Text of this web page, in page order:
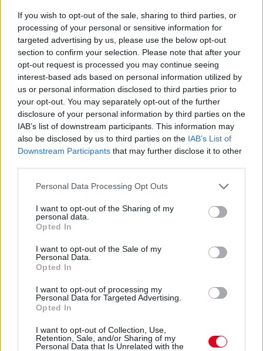
If you wish to opt-out of the sale, sharing to third parties, or
processing of your personal or sensitive information for
targeted advertising by us, please use the below opt-out
section to confirm your selection. Please note that after your
opt-out request is processed you may continue seeing
interest-based ads based on personal information utilized by
us or personal information disclosed to third parties prior to
your opt-out. You may separately opt-out of the further
disclosure of your personal information by third parties on the
IAB’s list of downstream participants. This information may
also be disclosed by us to third parties on the IAB’s List of
Downstream Participants that may further disclose it to other
Please note that this website/app uses one or more Google
not limited to your visit or usage behaviour. You may click to
grant or deny consent to Google and its third-party tags to
use your data for below specified purposes in below Google
consent section.
Personal Data Processing Opt Outs
I want to opt-out of the Sharing of my
personal data.
Opted In
I want to opt-out of the Sale of my
Personal Data.
Opted In
I want to opt-out of processing my
Personal Data for Targeted Advertising.
Opted In
I want to opt-out of Collection, Use,
Retention, Sale, and/or Sharing of my
Personal Data that Is Unrelated with the
5 napja
Marko szerint a szurkolók nem tudják, mi
történik valójában
látványosabbá váltak a Formula–1-es futamok a 2026-os
szabályok bevezetése óta, de sok előzés nem feltétlenül a
a szurkolók többsége nem is tudja, hogy számos manőver
hátterében technikai okok állnak.